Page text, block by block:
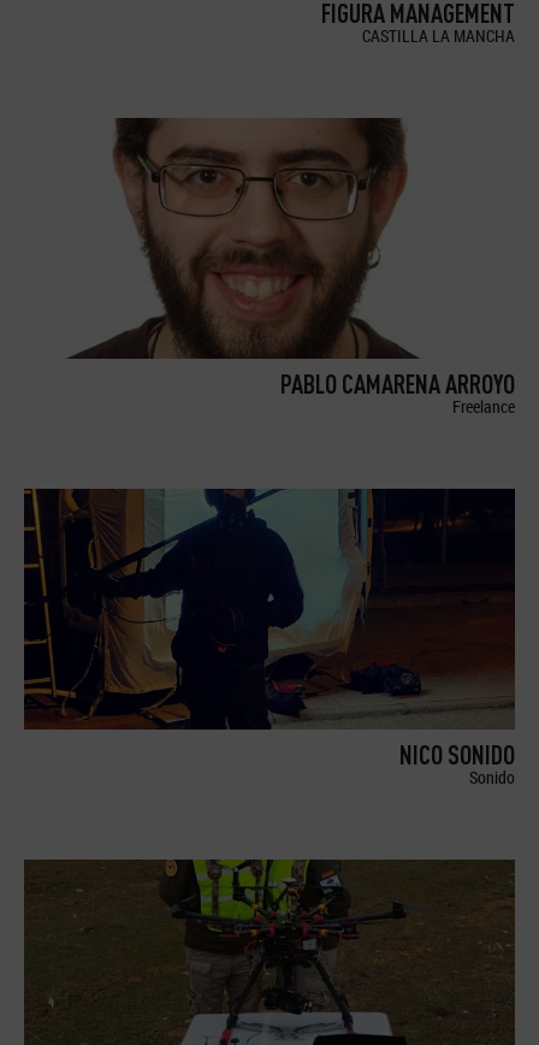
FIGURA MANAGEMENT
CASTILLA LA MANCHA
PABLO CAMARENA ARROYO
Freelance
NICO SONIDO
Sonido